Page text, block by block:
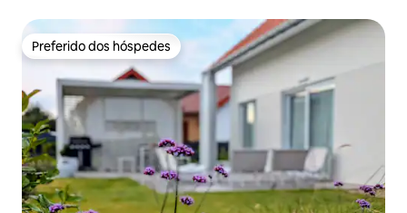
Preferido dos hóspedes
Preferido dos hóspedes